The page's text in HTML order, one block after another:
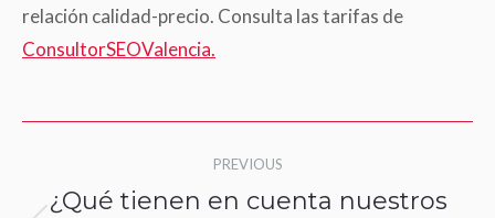
relación calidad-precio. Consulta las tarifas de
ConsultorSEOValencia.
navigation
PREVIOUS
¿Qué tienen en cuenta nuestros